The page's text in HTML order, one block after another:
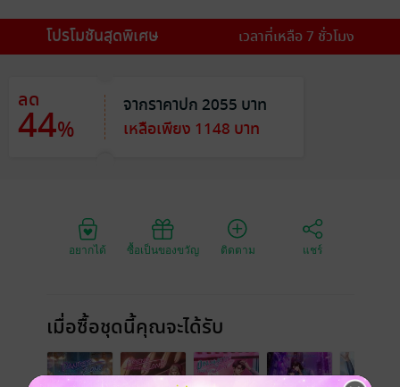
โปรโมชันสุดพิเศษ เวลาที่เหลือ 7 ชั่วโมง
ลด
44%
จากราคาปก 2055 บาท
เหลือเพียง 1148 บาท
อยากได้ ซื้อเป็นของขวัญ ติดตาม แชร์
เมื่อซื้อชุดนี้คุณจะได้รับ